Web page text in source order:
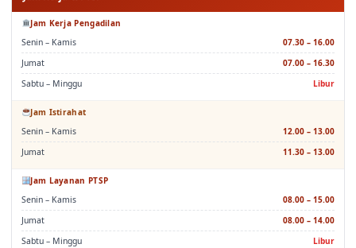
Jam Kerja & PTSP
Jam Kerja Pengadilan
Senin – Kamis
07.30 – 16.00
Jumat
07.00 – 16.30
Jam Istirahat
Senin – Kamis
12.00 – 13.00
Jam Layanan PTSP
Senin – Kamis
08.00 – 15.00
Jumat
08.00 – 14.00